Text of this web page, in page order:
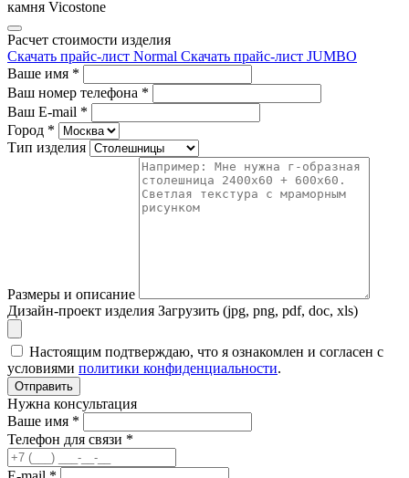
камня Vicostone
Расчет стоимости изделия
Скачать прайс-лист Normal Скачать прайс-лист JUMBO
Ваше имя *
Ваш номер телефона *
Ваш E-mail *
Город *
Тип изделия
Размеры и описание
Дизайн-проект изделия Загрузить (jpg, png, pdf, doc, xls)
Настоящим подтверждаю, что я ознакомлен и согласен с
условиями политики конфиденциальности.
Отправить
Нужна консультация
Ваше имя *
Телефон для связи *